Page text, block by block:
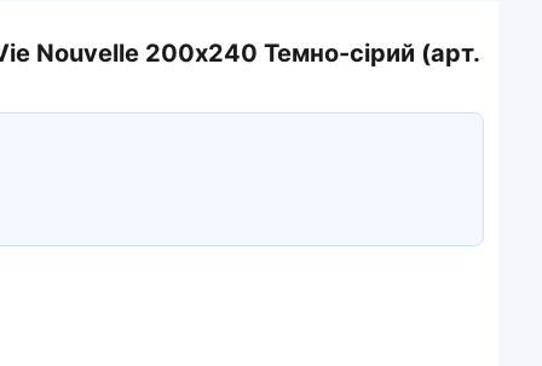
Nouvelle 200х240 Темно-сірий (арт.